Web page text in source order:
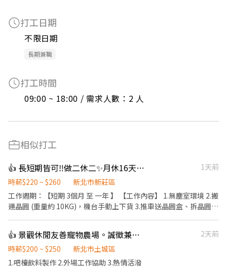
打工日期
不限日期
長期兼職
打工時間
09:00 ~ 18:00 / 需求人數：2 人
相似打工
👍 長短期皆可‼️做二休二✨月休16天🔥晶圓搬運員 💥可短期2-3個月
1天前
時薪$220 ~ $260
新北市新莊區
工作週期：【短期 3個月 至 一年 】 【工作內容】 1.無塵室環境 2.搬
運晶圓 (重量約 10KG)，機台手動上下貨 3.推車送晶圓盒、拆晶圓外
任獎金(任期一年) : >> 整年度平均薪資 * 兩個月 另加 兩萬 / 五萬八
留任獎金 日/夜 (20000 / 58000) 年終獎金 日/夜 (69600 / 82600)
(分成4份每季發放一份) 《休假制度》 做二休二 固定日/夜班 (月休
👍 景觀休閒友善寵物農場。誠徵兼職飲料吧檯
2天前
時薪$200 ~ $250
新北市土城區
1.吧檯飲料製作 2.外場工作協助 3.熱情活潑